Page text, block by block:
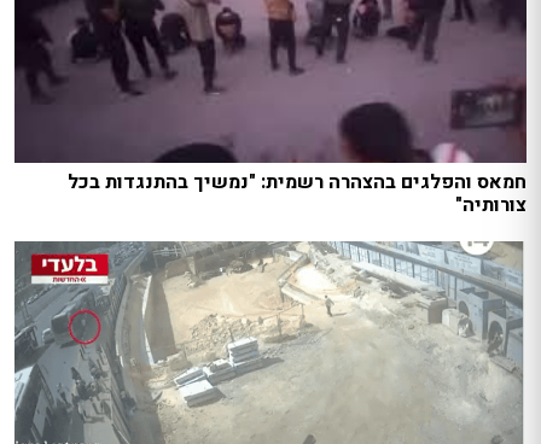
חמאס והפלגים בהצהרה רשמית: "נמשיך בהתנגדות בכל
צורותיה"